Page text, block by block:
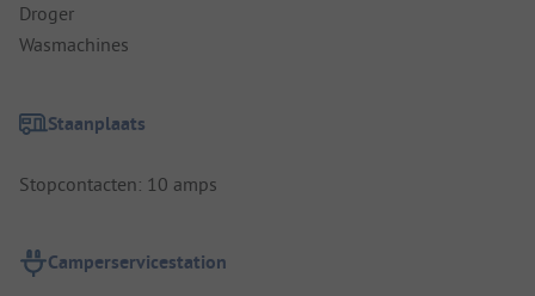
Droger
Wasmachines
Staanplaats
Stopcontacten: 10 amps
Camperservicestation